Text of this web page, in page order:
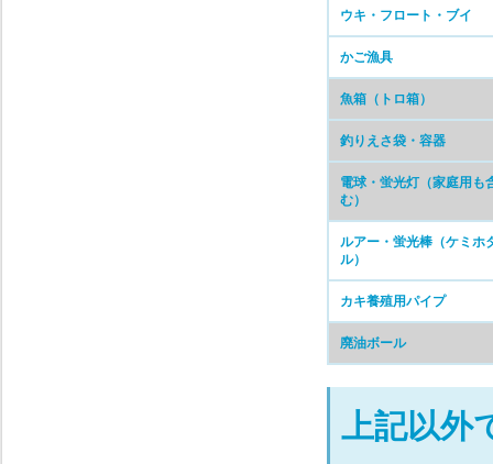
ウキ・フロート・ブイ
かご漁具
魚箱（トロ箱）
釣りえさ袋・容器
電球・蛍光灯（家庭用も
む）
ルアー・蛍光棒（ケミホ
ル）
カキ養殖用パイプ
廃油ボール
上記以外